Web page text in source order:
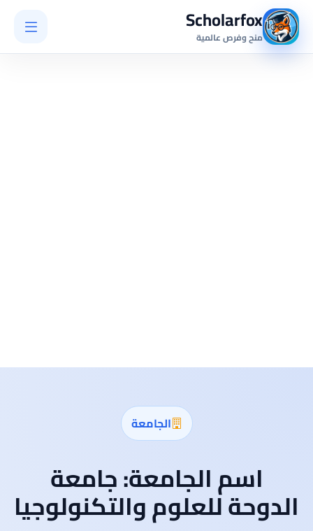
Scholarfox
منح وفرص عالمية
الجامعة
اسم الجامعة:جامعة
الدوحة للعلوم والتكنولوجيا